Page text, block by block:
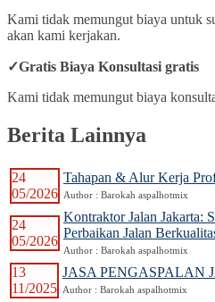
Kami tidak memungut biaya untuk
akan kami kerjakan.
✓Gratis Biaya Konsultasi gratis
Kami tidak memungut biaya
Berita Lainnya
24
05/2026
Tahapan & Alur Kerja
Author : Barokah aspalhotmix
24
05/2026
Kontraktor Jalan Jakarta:
Perbaikan Jalan
Author : Barokah aspalhotmix
13
11/2025
JASA PENGASPALAN
Author : Barokah aspalhotmix